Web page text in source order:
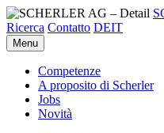
Ricerca Contatto DEIT
Menu
Competenze
A proposito di Scherler
Jobs
Novità